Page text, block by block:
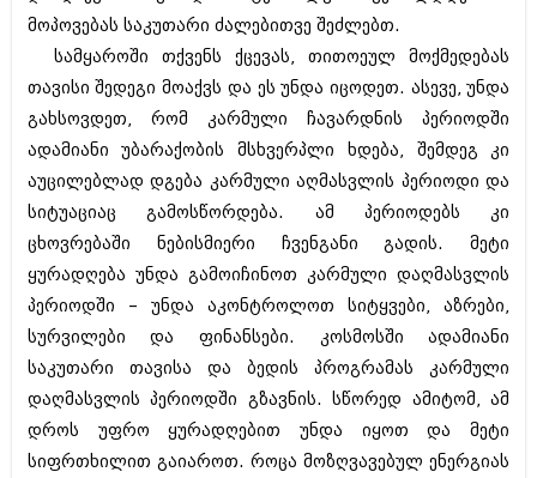
ივლისი 2015 (173)
ივნისი 2015 (261)
აპრილი 2015 (208)
მარტი 2015 (365)
თებერვალი 2015 (286)
იანვარი 2015 (247)
დეკემბერი 2014 (342)
ნოემბერი 2014 (290)
ოქტომბერი 2014 (292)
სექტემბერი 2014 (394)
აგვისტო 2014 (248)
ივლისი 2014 (313)
ივნისი 2014 (366)
მაისი 2014 (313)
მარტი 2014 (413)
თებერვალი 2014 (318)
იანვარი 2014 (297)
მოპოვებას საკუთარი ძალებითვე შეძლებთ.
სამყაროში თქვენს ქცევას, თითოეულ მოქმედებას
თავისი შედეგი მოაქვს და ეს უნდა იცოდეთ. ასევე, უნდა
გახსოვდეთ, რომ კარმული ჩავარდნის პერიოდში
ადამიანი უბარაქობის მსხვერპლი ხდება, შემდეგ კი
აუცილებლად დგება კარმული აღმასვლის პერიოდი და
სიტუაციაც გამოსწორდება. ამ პერიოდებს კი
ცხოვრებაში ნებისმიერი ჩვენგანი გადის. მეტი
ყურადღება უნდა გამოიჩინოთ კარმული დაღმასვლის
პერიოდში – უნდა აკონტროლოთ სიტყვები, აზრები,
სურვილები და ფინანსები. კოსმოსში ადამიანი
საკუთარი თავისა და ბედის პროგრამას კარმული
დაღმასვლის პერიოდში გზავნის. სწორედ ამიტომ, ამ
დროს უფრო ყურადღებით უნდა იყოთ და მეტი
სიფრთხილით გაიაროთ. როცა მოზღვავებულ ენერგიას